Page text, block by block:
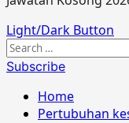
Primary
Menu
Light/Dark Button
Search
for:
Subscribe
Home
Pertubuhan